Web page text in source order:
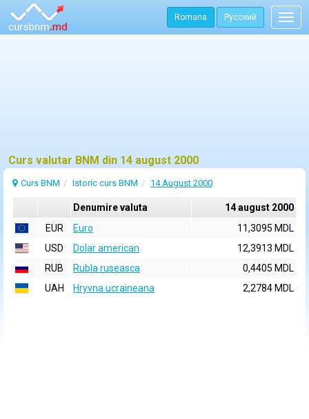
Romana Русский
Curs valutar BNM din 14 august 2000
Curs BNM Istoric curs BNM 14 August 2000
Denumire valuta
14 august 2000
EUR
Euro
11,3095 MDL
USD
Dolar american
12,3913 MDL
RUB
Rubla ruseasca
0,4405 MDL
UAH
Hryvna ucraineana 2,2784 MDL